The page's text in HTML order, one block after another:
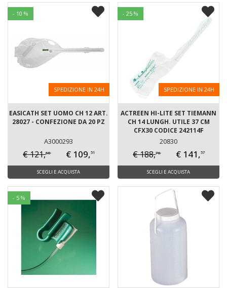
- 10 %
SPEDIZIONE IN 24H
EASICATH SET UOMO CH 12 ART.
28027 - CONFEZIONE DA 20 PZ
A3000293
€ 121,68 € 109,51
SCEGLI E ACQUISTA
- 25 %
SPEDIZIONE IN 24H
ACTREEN HI-LITE SET TIEMANN
CH 14 LUNGH. UTILE 37 CM
CFX30 CODICE 242114F
20830
€ 188,76 € 141,57
SCEGLI E ACQUISTA
- 5 %